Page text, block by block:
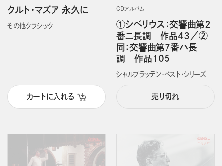
クルト・マズア 永久に
その他クラシック
カートに入れる
CDアルバム
①シベリウス：交響曲第２
番ニ長調 作品４３／②
同：交響曲第７番ハ長
調 作品１０５
シャルプラッテン・ベスト・シリーズ
売り切れ